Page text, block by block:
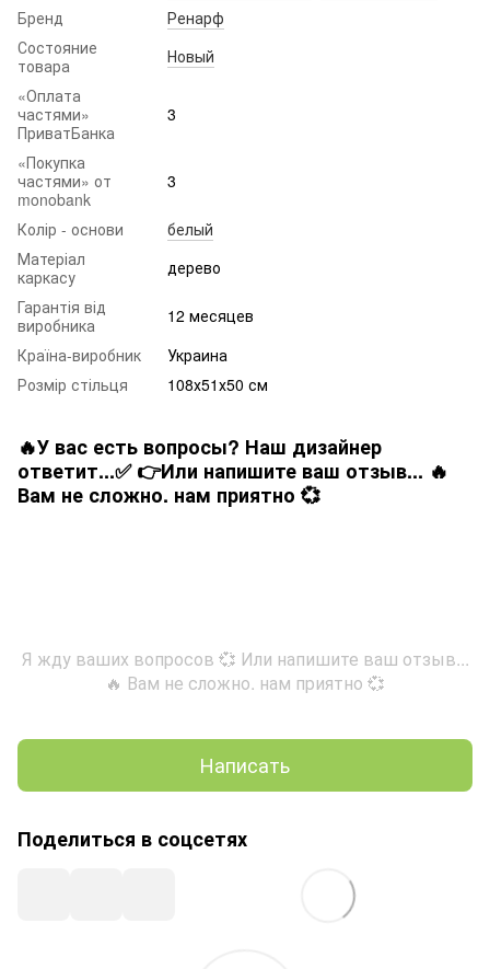
Бренд
Ренарф
Состояние
товара
Новый
«Оплата
частями»
ПриватБанка
3
«Покупка
частями» от
monobank
3
Колір - основи
белый
Матеріал
каркасу
дерево
Гарантія від
виробника
12 месяцев
Країна-виробник
Украина
Розмір стільця
108х51х50 см
🔥У вас есть вопросы? Наш дизайнер
ответит...✅ 👉Или напишите ваш отзыв... 🔥
Вам не сложно. нам приятно 💞
Я жду ваших вопросов 💞 Или напишите ваш отзыв...
🔥 Вам не сложно. нам приятно 💞
Написать
Поделиться в соцсетях